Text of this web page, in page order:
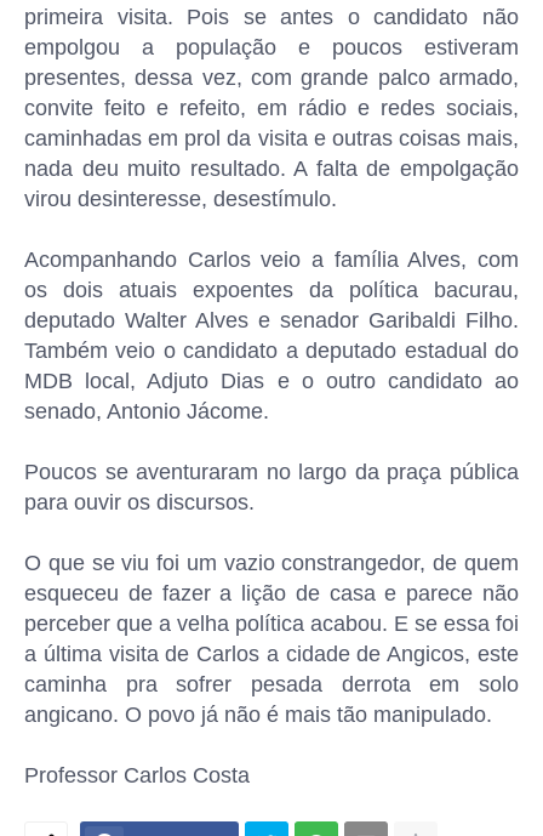
primeira visita. Pois se antes o candidato não
empolgou a população e poucos estiveram
presentes, dessa vez, com grande palco armado,
convite feito e refeito, em rádio e redes sociais,
caminhadas em prol da visita e outras coisas mais,
nada deu muito resultado. A falta de empolgação
virou desinteresse, desestímulo.
Acompanhando Carlos veio a família Alves, com
os dois atuais expoentes da política bacurau,
deputado Walter Alves e senador Garibaldi Filho.
Também veio o candidato a deputado estadual do
MDB local, Adjuto Dias e o outro candidato ao
senado, Antonio Jácome.
Poucos se aventuraram no largo da praça pública
para ouvir os discursos.
O que se viu foi um vazio constrangedor, de quem
esqueceu de fazer a lição de casa e parece não
perceber que a velha política acabou. E se essa foi
a última visita de Carlos a cidade de Angicos, este
caminha pra sofrer pesada derrota em solo
angicano. O povo já não é mais tão manipulado.
Professor Carlos Costa